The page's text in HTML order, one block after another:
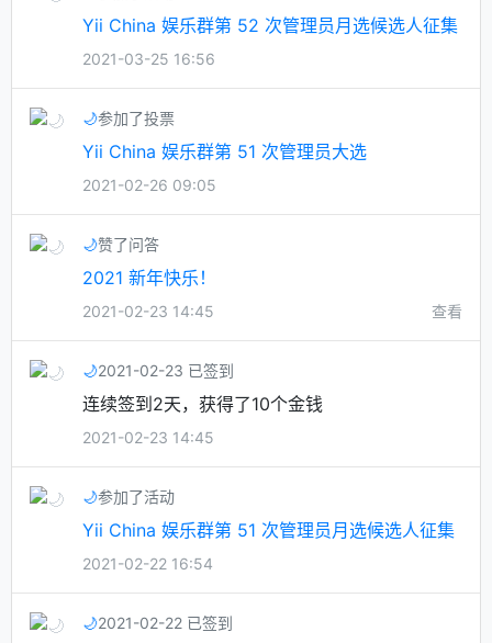
Yii China 娱乐群第 52 次管理员月选候选人征集
2021-03-25 16:56
🌙参加了投票
Yii China 娱乐群第 51 次管理员大选
2021-02-26 09:05
🌙赞了问答
2021 新年快乐！
2021-02-23 14:45 查看
🌙2021-02-23 已签到
连续签到2天，获得了10个金钱
2021-02-23 14:45
🌙参加了活动
Yii China 娱乐群第 51 次管理员月选候选人征集
2021-02-22 16:54
🌙2021-02-22 已签到